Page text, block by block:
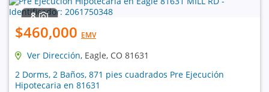
8
$460,000 EMV
Ver Dirección, Eagle, CO 81631
2 Dorms, 2 Baños, 871 pies cuadrados Pre Ejecución
Hipotecaria en 81631